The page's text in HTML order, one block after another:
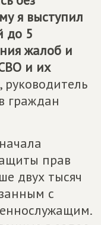
я выступил
до 5
жалоб и
и их
руководитель
граждан
прав
двух тысяч
с